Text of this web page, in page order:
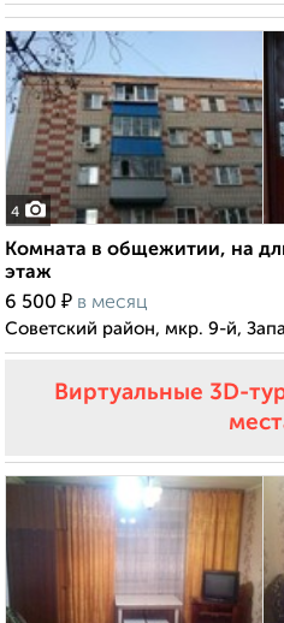
4
Комната в общежитии, на
этаж
6 500 ₽ в месяц
Советский район, мкр. 9-й,
Виртуальные 3D-